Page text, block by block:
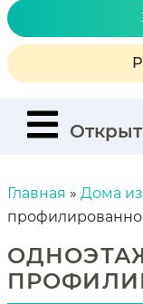
Главная » Дома